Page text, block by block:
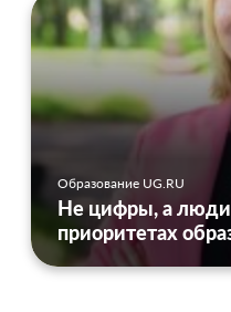
Образование UG.RU
Не цифры, а
приоритетах